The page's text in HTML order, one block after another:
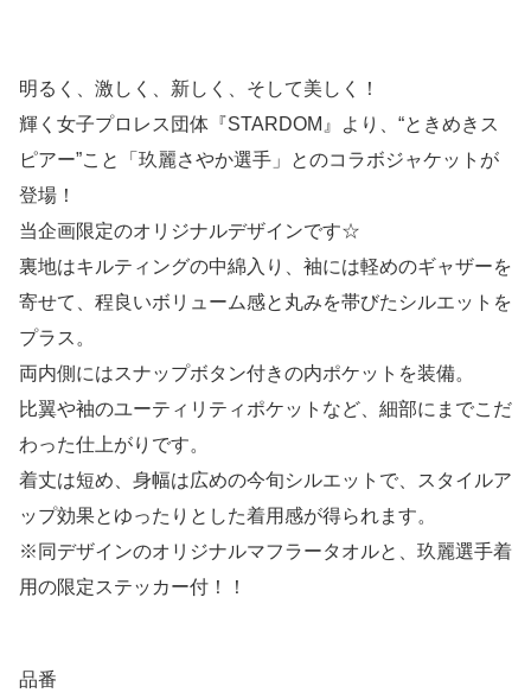
明るく、激しく、新しく、そして美しく！
輝く女子プロレス団体『STARDOM』より、“ときめきス
ピアー”こと「玖麗さやか選手」とのコラボジャケットが
登場！
当企画限定のオリジナルデザインです☆
裏地はキルティングの中綿入り、袖には軽めのギャザーを
寄せて、程良いボリューム感と丸みを帯びたシルエットを
プラス。
両内側にはスナップボタン付きの内ポケットを装備。
比翼や袖のユーティリティポケットなど、細部にまでこだ
わった仕上がりです。
着丈は短め、身幅は広めの今旬シルエットで、スタイルア
ップ効果とゆったりとした着用感が得られます。
※同デザインのオリジナルマフラータオルと、玖麗選手着
用の限定ステッカー付！！
品番